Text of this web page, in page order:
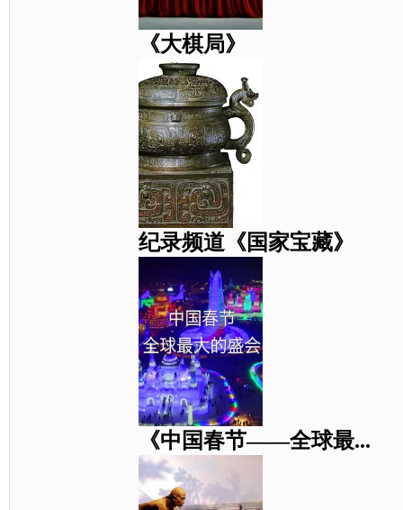
《大棋局》
纪录频道《国家宝藏》
《中国春节——全球最...